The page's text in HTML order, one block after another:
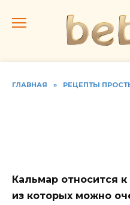
ГЛАВНАЯ » РЕЦЕПТЫ
Кальмар относится
из которых можно